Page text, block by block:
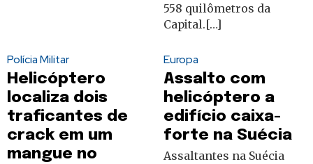
558 quilômetros da
Capital.[…]
Polícia Militar
Helicóptero
localiza dois
traficantes de
crack em um
mangue no
Europa
Assalto com
helicóptero a
edifício caixa-
forte na Suécia
Assaltantes na Suécia